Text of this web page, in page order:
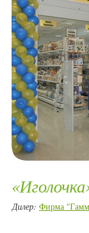
Дилер: Фирма